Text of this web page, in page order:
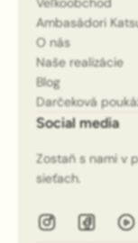
Ambasádori
O nás
Naše realizácie
Blog
Darčeková
Social media
Zostaň s nami v
sieťach.